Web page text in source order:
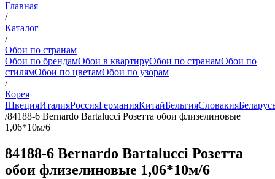
Главная
/
Каталог
/
Обои по странам
Обои по брендамОбои в квартируОбои по странамОбои по
стилямОбои по цветамОбои по узорам
/
Корея
ШвецияИталияРоссияГерманияКитайБельгияСловакия
/84188-6 Bernardo Bartalucci Розетта обои флизелиновые
1,06*10м/6
84188-6 Bernardo Bartalucci Розетта
обои флизелиновые 1,06*10м/6